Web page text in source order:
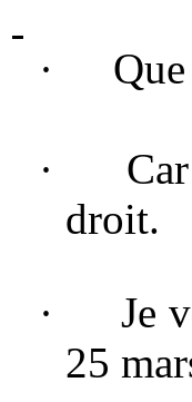
·
·
droit.
·
Je
25